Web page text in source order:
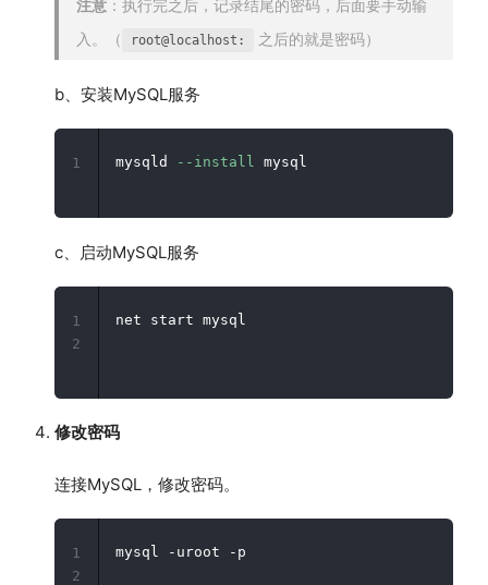
注意 ：执行完之后，记录结尾的密码，后面要手动输
入。（
root@localhost: 之后的就是密码）
b、安装MySQL服务
mysqld --install
1
c、启动MySQL服务
net start mysql
1
2
修改密码
连接MySQL，修改密码。
mysql -uroot -p
1
2